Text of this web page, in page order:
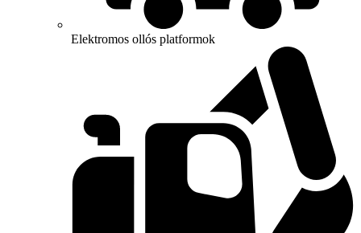
Elektromos ollós platformok